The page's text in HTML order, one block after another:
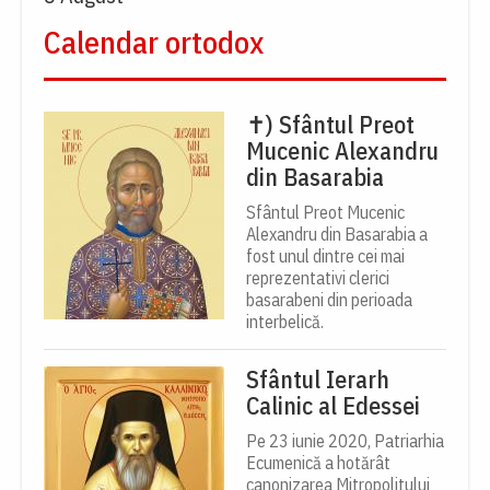
Calendar ortodox
✝) Sfântul Preot
Mucenic Alexandru
din Basarabia
Sfântul Preot Mucenic
Alexandru din Basarabia a
fost unul dintre cei mai
reprezentativi clerici
basarabeni din perioada
interbelică.
Sfântul Ierarh
Calinic al Edessei
Pe 23 iunie 2020, Patriarhia
Ecumenică a hotărât
canonizarea Mitropolitului